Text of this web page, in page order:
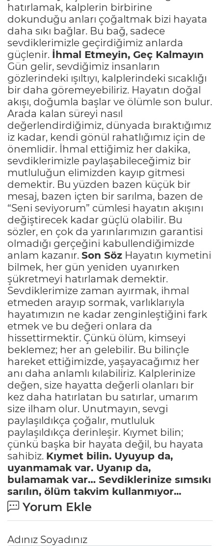
hatırlamak, kalplerin birbirine
dokunduğu anları çoğaltmak bizi hayata
daha sıkı bağlar. Bu bağ, sadece
sevdiklerimizle geçirdiğimiz anlarda
güçlenir. İhmal Etmeyin, Geç Kalmayın
Gün gelir, sevdiğimiz insanların
gözlerindeki ışıltıyı, kalplerindeki sıcaklığı
bir daha göremeyebiliriz. Hayatın doğal
akışı, doğumla başlar ve ölümle son bulur.
Arada kalan süreyi nasıl
değerlendirdiğimiz, dünyada bıraktığımız
iz kadar, kendi gönül rahatlığımız için de
önemlidir. İhmal ettiğimiz her dakika,
sevdiklerimizle paylaşabileceğimiz bir
mutluluğun elimizden kayıp gitmesi
demektir. Bu yüzden bazen küçük bir
mesaj, bazen içten bir sarılma, bazen de
“Seni seviyorum” cümlesi hayatın akışını
değiştirecek kadar güçlü olabilir. Bu
sözler, en çok da yarınlarımızın garantisi
olmadığı gerçeğini kabullendiğimizde
anlam kazanır. Son Söz Hayatın kıymetini
bilmek, her gün yeniden uyanırken
şükretmeyi hatırlamak demektir.
Sevdiklerimize zaman ayırmak, ihmal
etmeden arayıp sormak, varlıklarıyla
hayatımızın ne kadar zenginleştiğini fark
etmek ve bu değeri onlara da
hissettirmektir. Çünkü ölüm, kimseyi
beklemez; her an gelebilir. Bu bilinçle
hareket ettiğimizde, yaşayacağımız her
anı daha anlamlı kılabiliriz. Kalplerinize
değen, size hayatta değerli olanları bir
kez daha hatırlatan bu satırlar, umarım
size ilham olur. Unutmayın, sevgi
paylaşıldıkça çoğalır, mutluluk
paylaşıldıkça derinleşir. Kıymet bilin;
çünkü başka bir hayata değil, bu hayata
sahibiz. Kıymet bilin. Uyuyup da,
uyanmamak var. Uyanıp da,
bulamamak var… Sevdiklerinize sımsıkı
sarılın, ölüm takvim kullanmıyor...
Yorum Ekle
Adınız Soyadınız